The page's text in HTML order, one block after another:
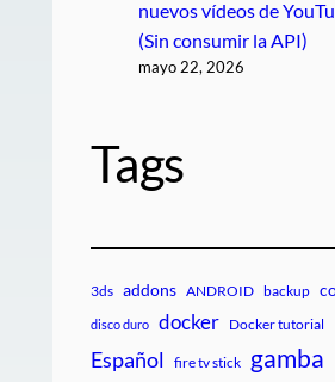
nuevos vídeos de
(Sin consumir la API)
mayo 22, 2026
Tags
3ds addons ANDROID backup
disco duro docker Docker tutorial
Español fire tv stick gamba